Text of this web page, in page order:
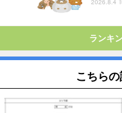
ランキ
こちら